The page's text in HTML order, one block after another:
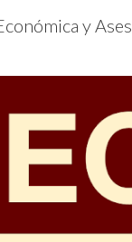
to main content